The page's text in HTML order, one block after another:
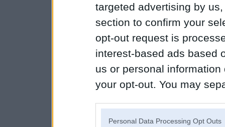
targeted advertising by
section to confirm your
opt-out request is
interest-based ads based
us or personal
your opt-out. You may
Personal Data Processing Opt Outs